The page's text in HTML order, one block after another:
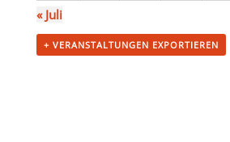
«Juli
+ VERANSTALTUNGEN EXPORTIEREN